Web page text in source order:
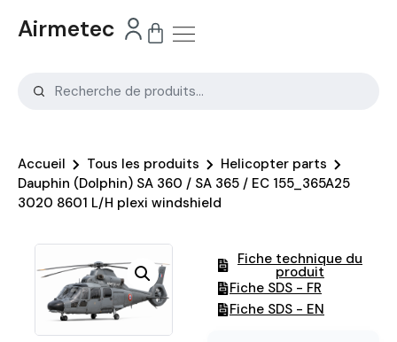
Airmetec
Accueil Tous les produits
Helicopter parts
Dauphin (Dolphin) SA 360 / SA 365 / EC 155_365A25
3020 8601 L/H plexi windshield
Fiche technique du
produit
Fiche SDS - FR
Fiche SDS - EN